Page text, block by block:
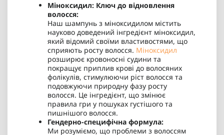
Міноксидил: Ключ до відновлення
волосся:
Наш шампунь з міноксидилом містить
науково доведений інгредієнт міноксидил,
який відомий своїми властивостями, що
сприяють росту волосся. Міноксидил
розширює кровоносні судини та
покращує приплив крові до волосяних
фолікулів, стимулюючи ріст волосся та
подовжуючи природну фазу росту
волосся. Це інгредієнт, що змінює
правила гри у пошуках густішого та
пишнішого волосся.
Гендерно-специфічна формула:
Ми розуміємо, що проблеми з волоссям